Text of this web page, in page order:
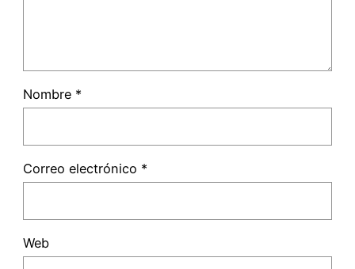
Nombre *
Correo electrónico *
Web